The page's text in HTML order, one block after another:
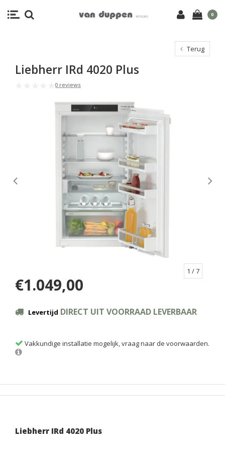
0
Terug
Liebherr IRd 4020 Plus
0 reviews
1 / 7
€1.049,00
Levertijd DIRECT UIT VOORRAAD LEVERBAAR
Vakkundige installatie mogelijk, vraag naar de voorwaarden.
Liebherr IRd 4020 Plus